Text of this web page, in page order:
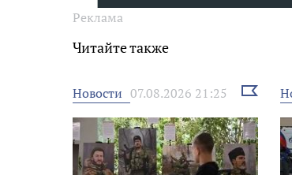
Реклама
Читайте также
Новости 07.08.2026 21:25
Выбрать
новость